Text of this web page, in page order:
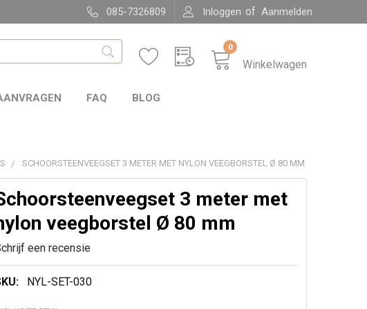
085-7326809 Inloggen of Aanmelden
Winkelwagen
0
FAQ BLOG
SCHOORSTEENVEEGSET 3 METER MET NYLON VEEGBORSTEL Ø 80 MM
3 meter met
veegborstel Ø 80 mm
een recensie
NYL-SET-030